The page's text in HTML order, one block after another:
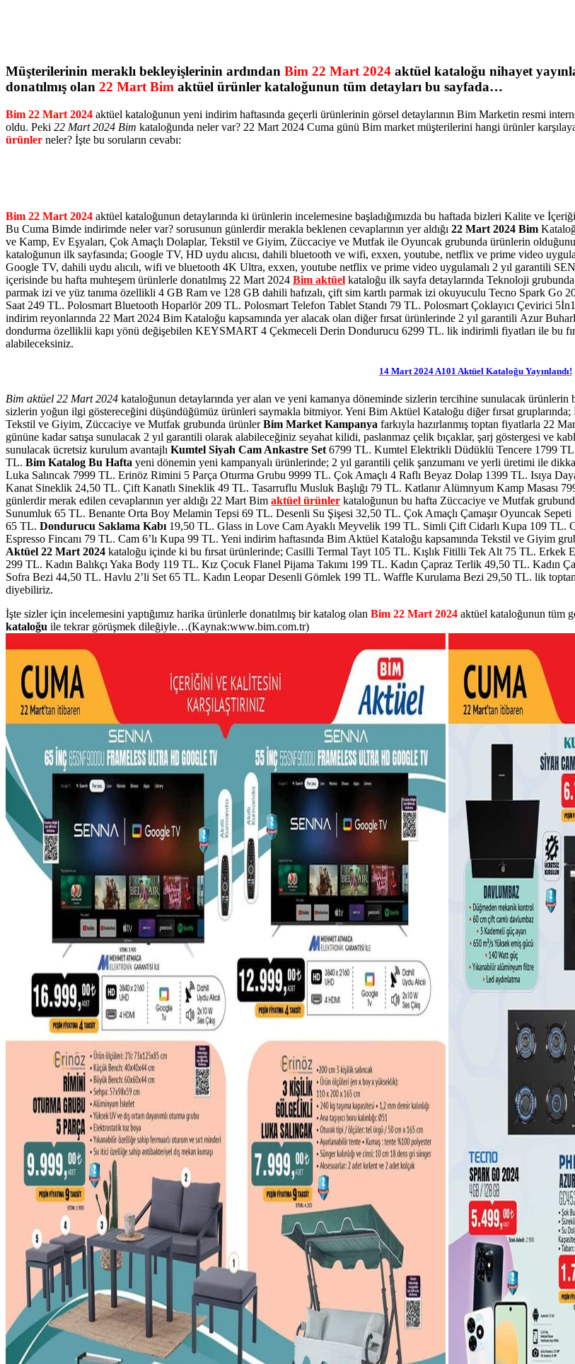
Müşterilerinin meraklı bekleyişlerinin ardından Bim 22 Mart 2024 aktüel kataloğu nihayet
donatılmış olan 22 Mart Bim aktüel ürünler kataloğunun tüm detayları bu sayfada…
Bim 22 Mart 2024 aktüel kataloğunun yeni indirim haftasında geçerli ürünlerinin görsel detaylarının Bim Marketin resmi
oldu. Peki 22 Mart 2024 Bim kataloğunda neler var? 22 Mart 2024 Cuma günü Bim market müşterilerini hangi ürünler
ürünler neler? İşte bu soruların cevabı:
Bim 22 Mart 2024 aktüel kataloğunun detaylarında ki ürünlerin incelemesine başladığımızda bu haftada bizleri Kalite ve
Bu Cuma Bimde indirimde neler var? sorusunun günlerdir merakla beklenen cevaplarının yer aldığı 22 Mart 2024 Bim
ve Kamp, Ev Eşyaları, Çok Amaçlı Dolaplar, Tekstil ve Giyim, Züccaciye ve Mutfak ile Oyuncak grubunda ürünlerin
kataloğunun ilk sayfasında; Google TV, HD uydu alıcısı, dahili bluetooth ve wifi, exxen, youtube, netflix ve prime video
Google TV, dahili uydu alıcılı, wifi ve bluetooth 4K Ultra, exxen, youtube netflix ve prime video uygulamalı 2 yıl garantili
içerisinde bu hafta muhteşem ürünlerle donatılmış 22 Mart 2024 Bim aktüel kataloğu ilk sayfa detaylarında Teknoloji
parmak izi ve yüz tanıma özellikli 4 GB Ram ve 128 GB dahili hafızalı, çift sim kartlı parmak izi okuyuculu Tecno Spark Go
Saat 249 TL. Polosmart Bluetooth Hoparlör 209 TL. Polosmart Telefon Tablet Standı 79 TL. Polosmart Çoklayıcı Çevirici
indirim reyonlarında 22 Mart 2024 Bim Kataloğu kapsamında yer alacak olan diğer fırsat ürünlerinde 2 yıl garantili Azur
dondurma özelliklii kapı yönü değişebilen KEYSMART 4 Çekmeceli Derin Dondurucu 6299 TL. lik indirimli fiyatları ile bu
alabileceksiniz.
14 Mart 2024 A101 Aktüel Kataloğu Yayınlandı!
Bim aktüel 22 Mart 2024 kataloğunun detaylarında yer alan ve yeni kamanya döneminde sizlerin tercihine sunulacak
sizlerin yoğun ilgi göstereceğini düşündüğümüz ürünleri saymakla bitmiyor. Yeni Bim Aktüel Kataloğu diğer fırsat
Tekstil ve Giyim, Züccaciye ve Mutfak grubunda ürünlerBim Market Kampanya farkıyla hazırlanmış toptan fiyatlarla 22
gününe kadar satışa sunulacak 2 yıl garantili olarak alabileceğiniz seyahat kilidi, paslanmaz çelik bıçaklar, şarj göstergesi ve
sunulacak ücretsiz kurulum avantajlı Kumtel Siyah Cam Ankastre Set6799 TL. Kumtel Elektrikli Düdüklü Tencere 1799
TL. Bim Katalog Bu Hafta yeni dönemin yeni kampanyalı ürünlerinde; 2 yıl garantili çelik şanzumanı ve yerli üretimi ile
Luka Salıncak 7999 TL. Erinöz Rimini 5 Parça Oturma Grubu 9999 TL. Çok Amaçlı 4 Raflı Beyaz Dolap 1399 TL. Isıya
Kanat Sineklik 24,50 TL. Çift Kanatlı Sineklik 49 TL. Tasarruflu Musluk Başlığı 79 TL. Katlanır Alümnyum Kamp Masası
günlerdir merak edilen cevaplarının yer aldığı 22 Mart Bim aktüel ürünler kataloğunun bu hafta Züccaciye ve Mutfak
Sunumluk 65 TL. Benante Orta Boy Melamin Tepsi 69 TL. Desenli Su Şişesi 32,50 TL. Çok Amaçlı Çamaşır Oyuncak
65 TL. Dondurucu Saklama Kabı19,50 TL. Glass in Love Cam Ayaklı Meyvelik 199 TL. Simli Çift Cidarlı Kupa 109 TL.
Espresso Fincanı 79 TL. Cam 6’lı Kupa 99 TL. Yeni indirim haftasında Bim Aktüel Kataloğu kapsamında Tekstil ve Giyim
Aktüel 22 Mart 2024 kataloğu içinde ki bu fırsat ürünlerinde; Casilli Termal Tayt 105 TL. Kışlık Fitilli Tek Alt 75 TL. Erkek
299 TL. Kadın Balıkçı Yaka Body 119 TL. Kız Çocuk Flanel Pijama Takımı 199 TL. Kadın Çapraz Terlik 49,50 TL. Kadın
Sofra Bezi 44,50 TL. Havlu 2’li Set 65 TL. Kadın Leopar Desenli Gömlek 199 TL. Waffle Kurulama Bezi 29,50 TL. lik
diyebiliriz.
İşte sizler için incelemesini yaptığımız harika ürünlerle donatılmış bir katalog olan Bim 22 Mart 2024 aktüel kataloğunun tüm
kataloğu ile tekrar görüşmek dileğiyle…(Kaynak:www.bim.com.tr)